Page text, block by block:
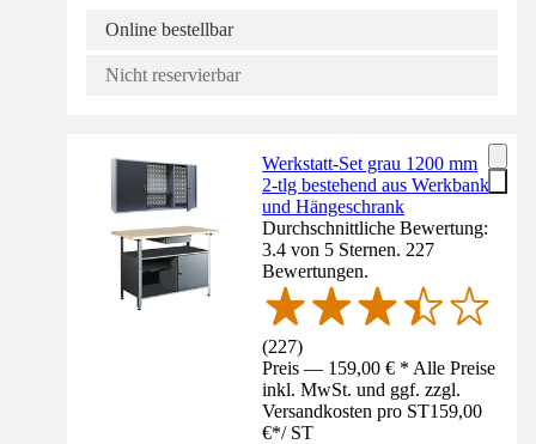
Online bestellbar
Nicht reservierbar
Werkstatt-Set grau 1200 mm
2-tlg bestehend aus Werkbank
und Hängeschrank
Durchschnittliche Bewertung:
3.4 von 5 Sternen. 227
Bewertungen.
(227)
Preis — 159,00 € * Alle Preise
inkl. MwSt. und ggf. zzgl.
Versandkosten pro ST159,00
€*/ ST